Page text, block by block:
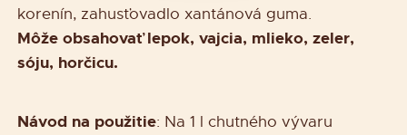
korenín, zahusťovadlo xantánová guma.
Môže obsahovať lepok, vajcia, mlieko, zeler,
sóju, horčicu.
Návod na použitie: Na 1 l chutného vývaru